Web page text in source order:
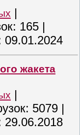
|
165 |
09.01.2024
жакета
|
5079 |
29.06.2018